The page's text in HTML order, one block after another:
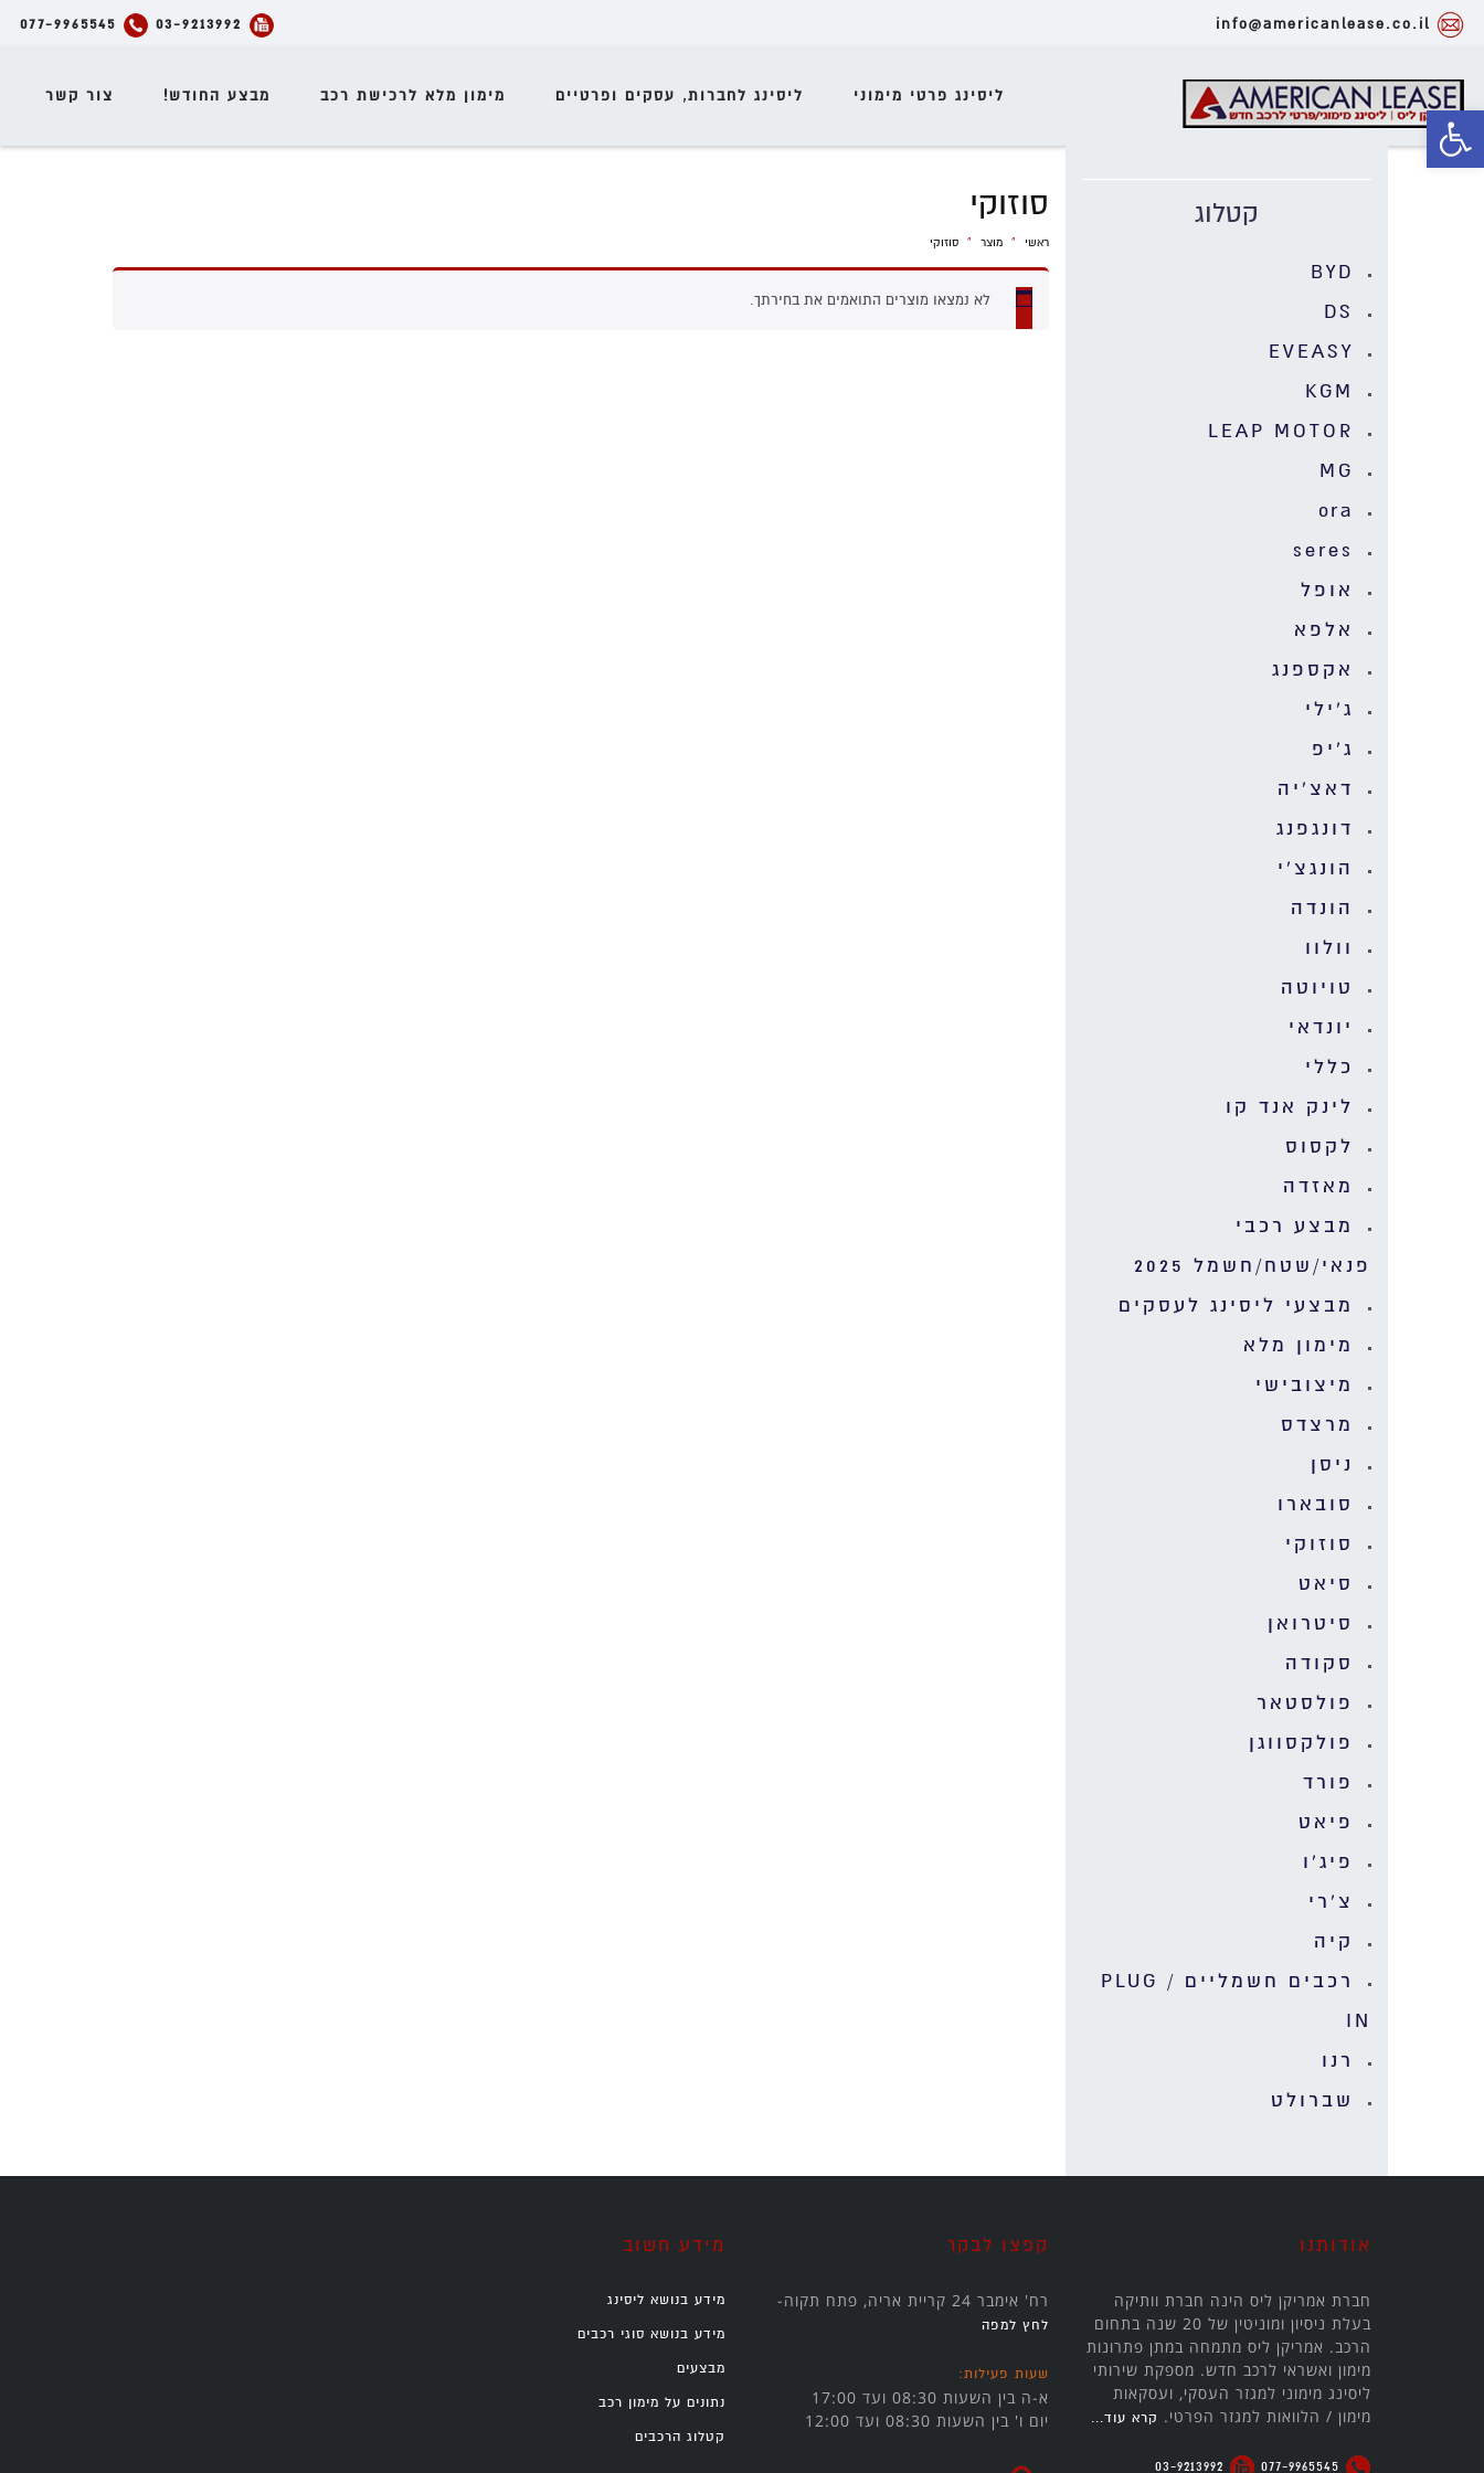
פתח סרגל נגישות
ליסינג פרטי מימוני ליסינג לחברות, עסקים ופרטיים מימון מלא לרכישת רכב מבצע החודש! צור קשר
סוזוקי
ראשי » מוצר » סוזוקי
לא נמצאו מוצרים התואמים את בחירתך.
קטלוג
BYD
DS
EVEASY
KGM
LEAP MOTOR
MG
ora
seres
אופל
אלפא
אקספנג
ג'ילי
ג'יפ
דאצ'יה
דונגפנג
הונגצ'י
הונדה
וולוו
טויוטה
יונדאי
כללי
לינק אנד קו
לקסוס
מאזדה
מבצע רכבי
פנאי/שטח/חשמל 2025
מבצעי ליסינג לעסקים
מימון מלא
מיצובישי
מרצדס
ניסן
סובארו
סוזוקי
סיאט
סיטרואן
סקודה
פולסטאר
פולקסווגן
פורד
פיאט
פיג'ו
צ'רי
קיה
רכבים חשמליים / PLUG
IN
רנו
שברולט
אודותנו
חברת אמריקן ליס הינה חברת וותיקה
בעלת ניסיון ומוניטין של 20 שנה בתחום
הרכב. אמריקן ליס מתמחה במתן פתרונות
מימון ואשראי לרכב חדש. מספקת שירותי
ליסינג מימוני למגזר העסקי, ועסקאות
מימון / הלוואות למגזר הפרטי. קרא עוד...
קפצו לבקר
רח' אימבר 24 קריית אריה, פתח תקוה-
לחץ למפה
שעות פעילות:
א-ה בין השעות 08:30 ועד 17:00
יום ו' בין השעות 08:30 ועד 12:00
מידע חשוב
מידע בנושא ליסינג
מידע בנושא סוגי רכבים
מבצעים
נתונים על מימון רכב
קטלוג הרכבים